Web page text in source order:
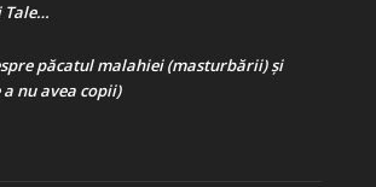
Tale…
păcatul malahiei (masturbării) şi
nu avea copii)